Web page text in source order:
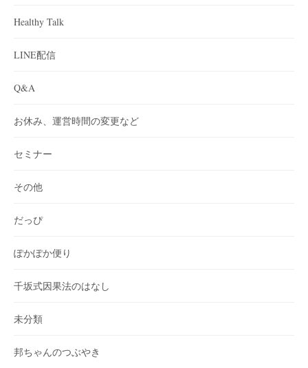
Healthy Talk
LINE配信
Q&A
お休み、運営時間の変更など
セミナー
その他
だっぴ
ぽかぽか便り
千坂式因果法のはなし
未分類
邦ちゃんのつぶやき